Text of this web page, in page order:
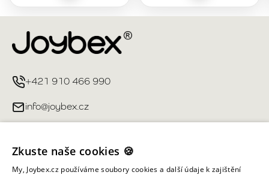
+421 910 466 990
info@joybex.cz
Můj účet
Zkuste naše cookies 🍪
My, Joybex.cz používáme soubory cookies a další údaje k zajištění